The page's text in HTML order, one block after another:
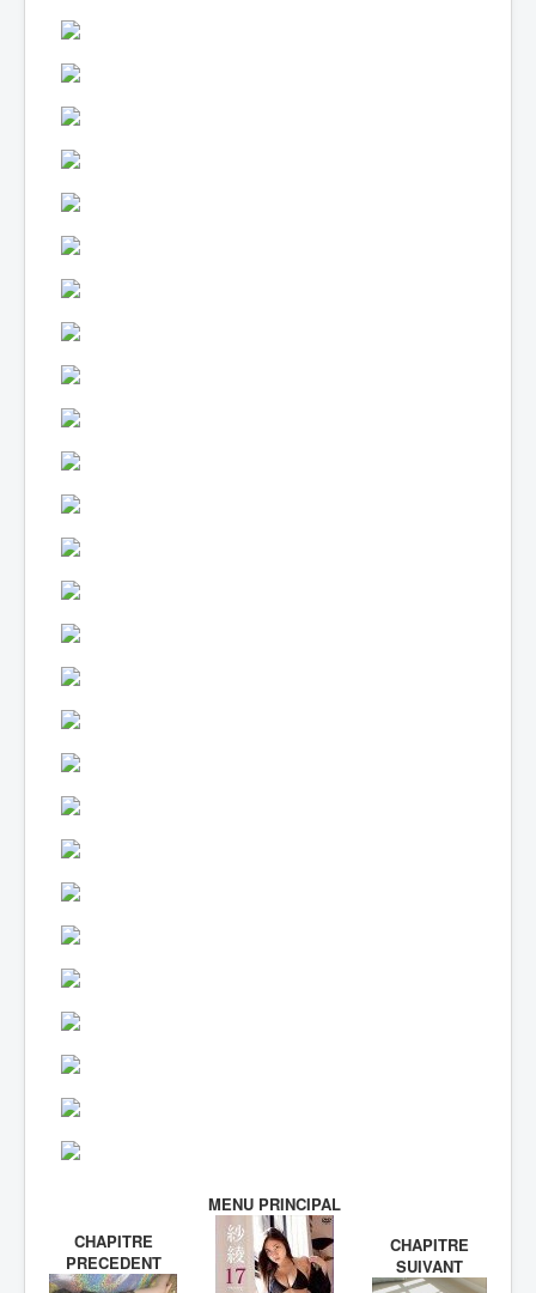
CHAPITRE
PRECEDENT
MENU PRINCIPAL
CHAPITRE
SUIVANT